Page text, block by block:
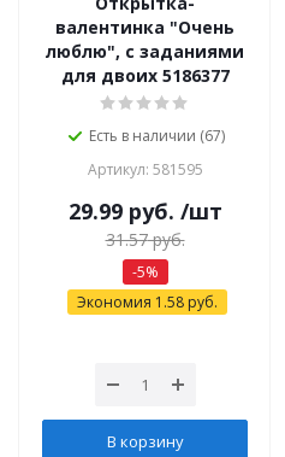
валентинка "Очень
люблю", с заданиями
для двоих 5186377
Есть в наличии (67)
Артикул: 581595
29.99руб. /шт
31.57руб.
-5%
Экономия 1.58руб.
В корзину